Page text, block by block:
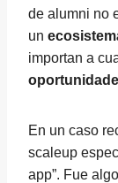
de alumni no
un
importan a
En un caso
scaleup
app”. Fue